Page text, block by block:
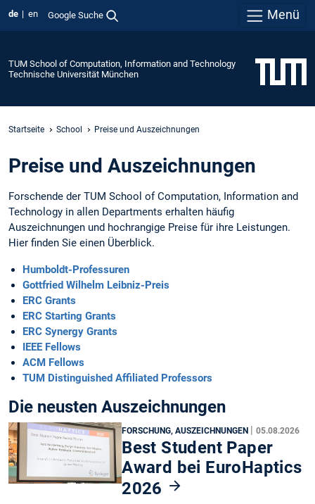
de en Google Suche Menü
TUM School of Computation, Information and Technology
Technische Universität München
Startseite School Preise und Auszeichnungen
Preise und Auszeichnungen
Forschende der TUM School of Computation, Information and
Technology in allen Departments erhalten häufig
Auszeichnungen und hochrangige Preise für ihre Leistungen.
Hier finden Sie einen Überblick.
Humboldt-Professuren
Gottfried Wilhelm Leibniz-Preis
ERC Grants
ERC Starting Grants
ERC Synergy Grants
IEEE Fellows
ACM Fellows
TUM Distinguished Affiliated Professors
Die neusten Auszeichnungen
FORSCHUNG, AUSZEICHNUNGEN |05.08.2026
Best Student Paper
Award bei EuroHaptics
2026